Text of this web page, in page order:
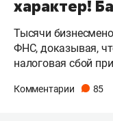
характер!
Тысячи
ФНС, доказывая,
налоговая сбой
Комментарии 85